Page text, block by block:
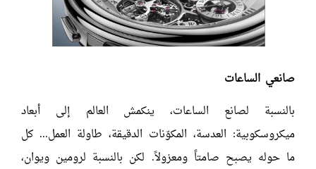
صانعي الساعات
بالنسبة لصانع الساعات، ينكمش العالم إلى أبعاد
ميكروسكوبية: العدسة، المكوّنات الدقيقة، طاولة العمل... كل
ما حوله يصبح صامتاً ومعزولاً. لكن بالنسبة لرومين ويوان،